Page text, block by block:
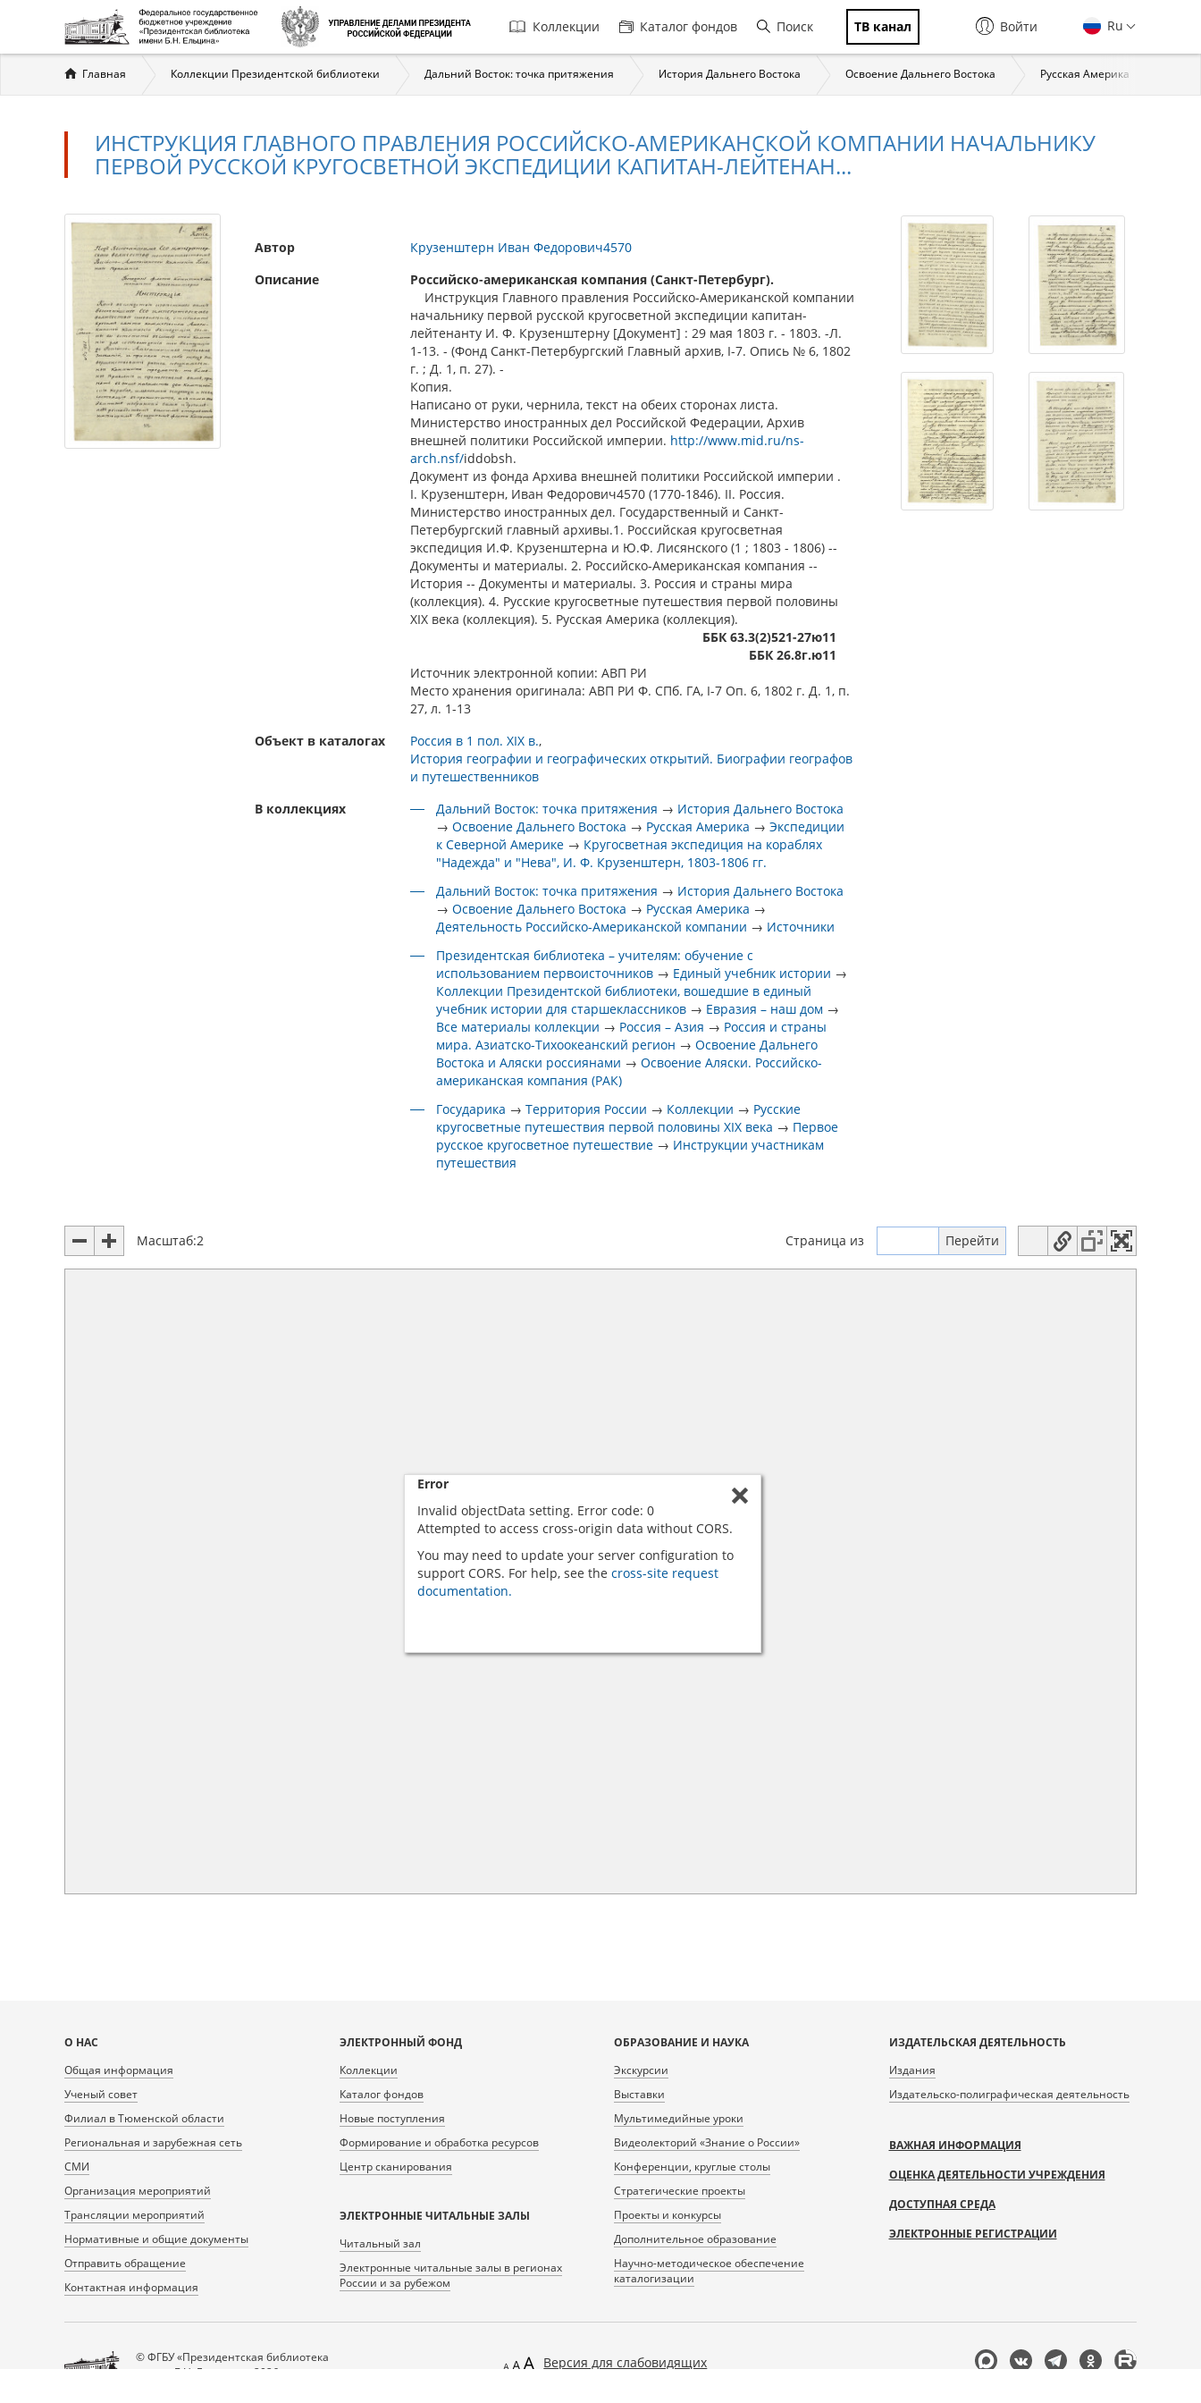
Главная
навигация
Коллекции Каталог фондов Поиск ТВ канал Ru
Войти
Вы
здесь
Главная Коллекции Президентской библиотеки Дальний Восток: точка притяжения История Дальнего Востока Освоение Дальнего Востока Русская Америка
ИНСТРУКЦИЯ ГЛАВНОГО ПРАВЛЕНИЯ РОССИЙСКО-АМЕРИКАНСКОЙ КОМПАНИИ НАЧАЛЬНИКУ
ПЕРВОЙ РУССКОЙ КРУГОСВЕТНОЙ ЭКСПЕДИЦИИ КАПИТАН-ЛЕЙТЕНАН...
Автор
Крузенштерн Иван Федорович4570
Описание
Российско-американская компания (Санкт-Петербург).
Инструкция Главного правления Российско-Американской компании
начальнику первой русской кругосветной экспедиции капитан-
лейтенанту И. Ф. Крузенштерну [Документ] : 29 мая 1803 г. - 1803. -Л.
1-13. - (Фонд Санкт-Петербургский Главный архив, I-7. Опись № 6, 1802
г. ; Д. 1, п. 27). -
Копия.
Написано от руки, чернила, текст на обеих сторонах листа.
Министерство иностранных дел Российской Федерации, Архив
внешней политики Российской империи. http://www.mid.ru/ns-
arch.nsf/iddobsh.
Документ из фонда Архива внешней политики Российской империи .
I. Крузенштерн, Иван Федорович4570 (1770-1846). II. Россия.
Министерство иностранных дел. Государственный и Санкт-
Петербургский главный архивы.1. Российская кругосветная
экспедиция И.Ф. Крузенштерна и Ю.Ф. Лисянского (1 ; 1803 - 1806) --
Документы и материалы. 2. Российско-Американская компания --
История -- Документы и материалы. 3. Россия и страны мира
(коллекция). 4. Русские кругосветные путешествия первой половины
XIX века (коллекция). 5. Русская Америка (коллекция).
ББК 63.3(2)521-27ю11
ББК 26.8г.ю11
Источник электронной копии: АВП РИ
Место хранения оригинала: АВП РИ Ф. СПб. ГА, I-7 Оп. 6, 1802 г. Д. 1, п.
27, л. 1-13
Объект в каталогах
Россия в 1 пол. XIX в.
История географии и географических открытий. Биографии географов
и путешественников
В коллекциях
Дальний Восток: точка притяжения → История Дальнего Востока
→Освоение Дальнего Востока → Русская Америка →Экспедиции
к Северной Америке → Кругосветная экспедиция на кораблях
"Надежда" и "Нева", И. Ф. Крузенштерн, 1803-1806 гг.
Дальний Восток: точка притяжения → История Дальнего Востока
→Освоение Дальнего Востока → Русская Америка →
Деятельность Российско-Американской компании → Источники
Президентская библиотека – учителям: обучение с
использованием первоисточников → Единый учебник истории →
Коллекции Президентской библиотеки, вошедшие в единый
учебник истории для старшеклассников → Евразия – наш дом →
Все материалы коллекции → Россия – Азия → Россия и страны
мира. Азиатско-Тихоокеанский регион →Освоение Дальнего
Востока и Аляски россиянами →Освоение Аляски. Российско-
американская компания (РАК)
Государика →Территория России → Коллекции → Русские
кругосветные путешествия первой половины XIX века → Первое
русское кругосветное путешествие → Инструкции участникам
путешествия
Масштаб:2 Страница из
Error
Invalid objectData setting. Error code: 0
Attempted to access cross-origin data without CORS.
You may need to update your server configuration to
support CORS. For help, see the cross-site request
documentation.
Карта
сайта
О НАС
Общая информация
Ученый совет
Филиал в Тюменской области
Региональная и зарубежная сеть
СМИ
Организация мероприятий
Трансляции мероприятий
Нормативные и общие документы
Отправить обращение
Контактная информация
ЭЛЕКТРОННЫЙ ФОНД
Коллекции
Каталог фондов
Новые поступления
Формирование и обработка ресурсов
Центр сканирования
ЭЛЕКТРОННЫЕ ЧИТАЛЬНЫЕ ЗАЛЫ
Читальный зал
Электронные читальные залы в регионах
России и за рубежом
ОБРАЗОВАНИЕ И НАУКА
Экскурсии
Выставки
Мультимедийные уроки
Видеолекторий «Знание о России»
Конференции, круглые столы
Стратегические проекты
Проекты и конкурсы
Дополнительное образование
Научно-методическое обеспечение
каталогизации
ИЗДАТЕЛЬСКАЯ ДЕЯТЕЛЬНОСТЬ
Издания
Издательско-полиграфическая деятельность
ВАЖНАЯ ИНФОРМАЦИЯ
ОЦЕНКА ДЕЯТЕЛЬНОСТИ УЧРЕЖДЕНИЯ
ДОСТУПНАЯ СРЕДА
ЭЛЕКТРОННЫЕ РЕГИСТРАЦИИ
© ФГБУ «Президентская библиотека
имени Б.Н. Ельцина», 2026
Версия для слабовидящих